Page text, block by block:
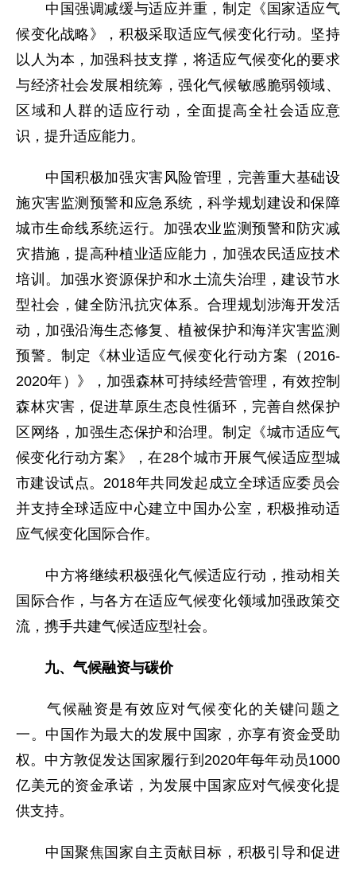
中国强调减缓与适应并重，制定《国家适应气
候变化战略》，积极采取适应气候变化行动。坚持
以人为本，加强科技支撑，将适应气候变化的要求
与经济社会发展相统筹，强化气候敏感脆弱领域、
区域和人群的适应行动，全面提高全社会适应意
识，提升适应能力。
中国积极加强灾害风险管理，完善重大基础设
施灾害监测预警和应急系统，科学规划建设和保障
城市生命线系统运行。加强农业监测预警和防灾减
灾措施，提高种植业适应能力，加强农民适应技术
培训。加强水资源保护和水土流失治理，建设节水
型社会，健全防汛抗灾体系。合理规划涉海开发活
动，加强沿海生态修复、植被保护和海洋灾害监测
预警。制定《林业适应气候变化行动方案（2016-
2020年）》，加强森林可持续经营管理，有效控制
森林灾害，促进草原生态良性循环，完善自然保护
区网络，加强生态保护和治理。制定《城市适应气
候变化行动方案》，在28个城市开展气候适应型城
市建设试点。2018年共同发起成立全球适应委员会
并支持全球适应中心建立中国办公室，积极推动适
应气候变化国际合作。
中方将继续积极强化气候适应行动，推动相关
国际合作，与各方在适应气候变化领域加强政策交
流，携手共建气候适应型社会。
九、气候融资与碳价
气候融资是有效应对气候变化的关键问题之
一。中国作为最大的发展中国家，亦享有资金受助
权。中方敦促发达国家履行到2020年每年动员1000
亿美元的资金承诺，为发展中国家应对气候变化提
供支持。
中国聚焦国家自主贡献目标，积极引导和促进